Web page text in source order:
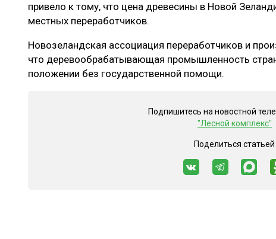
привело к тому, что цена древесины в Новой
местных переработчиков.
Новозеландская ассоциация переработчиков и
что деревообрабатывающая промышленность
положении без государственной помощи.
Подпишитесь на новостной
"Лесной комплекс"
Поделиться статьей